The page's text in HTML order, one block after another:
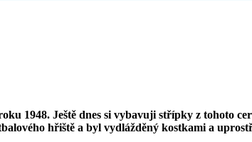
1948. Ještě dnes si vybavuji střípky z tohoto
hřiště a byl vydlážděný kostkami a